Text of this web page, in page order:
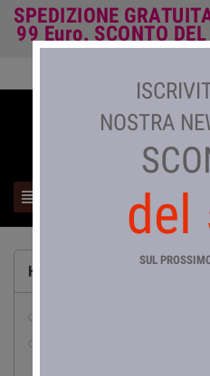
SPEDIZIONE
99 Euro. SCONTO

HOME
NOSTRA
del
SUL